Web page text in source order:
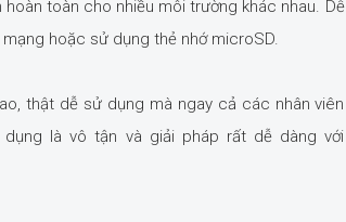
toàn cho nhiều môi trường khác nhau. Dễ
hoặc sử dụng thẻ nhớ microSD.
thật dễ sử dụng mà ngay cả các nhân viên
là vô tận và giải pháp rất dễ dàng với